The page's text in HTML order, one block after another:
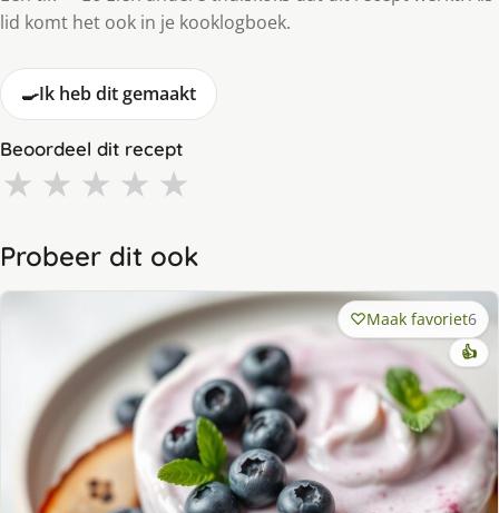
lid komt het ook in je kooklogboek.
🍳Ik heb dit gemaakt
Beoordeel dit recept
★ ★ ★ ★ ★
Probeer dit ook
Maak favoriet6
👍